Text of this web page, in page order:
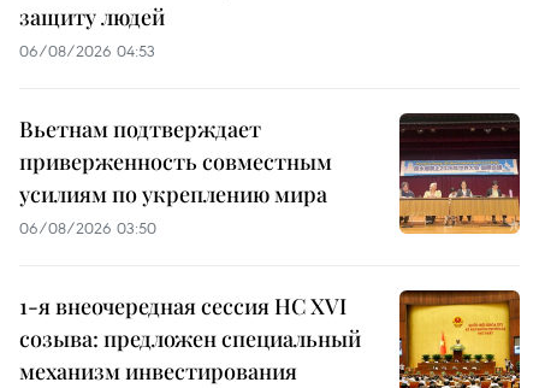
защиту людей
06/08/2026 04:53
Вьетнам подтверждает
приверженность совместным
усилиям по укреплению мира
06/08/2026 03:50
1-я внеочередная сессия НС XVI
созыва: предложен специальный
механизм инвестирования